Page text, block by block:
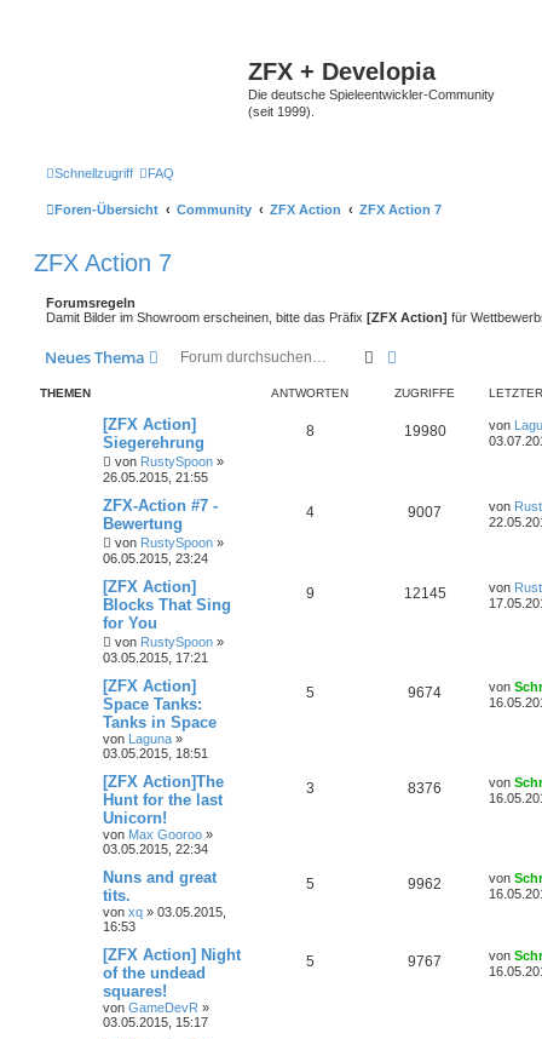
ZFX + Developia
Die deutsche Spieleentwickler-Community
(seit 1999).
Schnellzugriff FAQ
Foren-Übersicht Community ZFX Action ZFX Action 7
ZFX Action 7
Forumsregeln
Damit Bilder im Showroom erscheinen, bitte das Präfix [ZFX Action] für
Neues Thema Suche
THEMEN ANTWORTEN ZUGRIFFE
[ZFX Action]
Siegerehrung
von RustySpoon »
26.05.2015, 21:55
8 19980 von
ZFX-Action #7 -
Bewertung
von RustySpoon »
06.05.2015, 23:24
4 9007 von
[ZFX Action]
Blocks That Sing
for You
von RustySpoon »
03.05.2015, 17:21
9 12145 von
[ZFX Action]
Space Tanks:
Tanks in Space
von Laguna »
03.05.2015, 18:51
5 9674 von
[ZFX Action]The
Hunt for the last
Unicorn!
von Max Gooroo »
03.05.2015, 22:34
3 8376 von
Nuns and great
tits.
von xq » 03.05.2015,
16:53
5 9962 von
[ZFX Action] Night
of the undead
squares!
von GameDevR »
03.05.2015, 15:17
5 9767 von